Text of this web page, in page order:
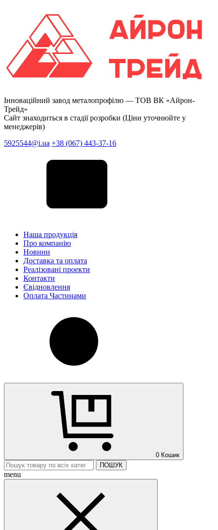
Інноваційний завод металопрофілю — ТОВ ВК «Айрон-
Трейд»
Сайт знаходиться в стадії розробки (Ціни уточнюйте у
менеджерів)
5925544@i.ua +38 (067) 443-37-16
Наша продукція
Про компанію
Новини
Доставка та оплата
Реалізовані проекти
Контакти
Євідновлення
Оплата Частинами
0 Кошик
ПОШУК
menu